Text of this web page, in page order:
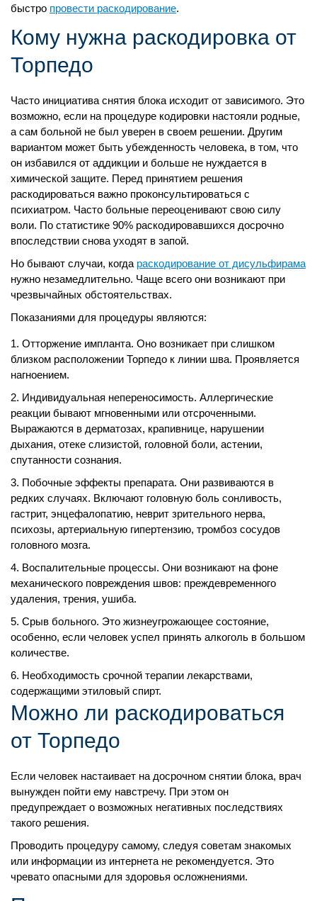
быстро провести раскодирование.
Кому нужна раскодировка от
Торпедо
Часто инициатива снятия блока исходит от зависимого. Это
возможно, если на процедуре кодировки настояли родные,
а сам больной не был уверен в своем решении. Другим
вариантом может быть убежденность человека, в том, что
он избавился от аддикции и больше не нуждается в
химической защите. Перед принятием решения
раскодироваться важно проконсультироваться с
психиатром. Часто больные переоценивают свою силу
воли. По статистике 90% раскодировавшихся досрочно
впоследствии снова уходят в запой.
Но бывают случаи, когда раскодирование от дисульфирама
нужно незамедлительно. Чаще всего они возникают при
чрезвычайных обстоятельствах.
Показаниями для процедуры являются:
Отторжение импланта. Оно возникает при слишком
близком расположении Торпедо к линии шва. Проявляется
нагноением.
Индивидуальная непереносимость. Аллергические
реакции бывают мгновенными или отсроченными.
Выражаются в дерматозах, крапивнице, нарушении
дыхания, отеке слизистой, головной боли, астении,
спутанности сознания.
Побочные эффекты препарата. Они развиваются в
редких случаях. Включают головную боль сонливость,
гастрит, энцефалопатию, неврит зрительного нерва,
психозы, артериальную гипертензию, тромбоз сосудов
головного мозга.
Воспалительные процессы. Они возникают на фоне
механического повреждения швов: преждевременного
удаления, трения, ушиба.
Срыв больного. Это жизнеугрожающее состояние,
особенно, если человек успел принять алкоголь в большом
количестве.
Необходимость срочной терапии лекарствами,
содержащими этиловый спирт.
Можно ли раскодироваться
от Торпедо
Если человек настаивает на досрочном снятии блока, врач
вынужден пойти ему навстречу. При этом он
предупреждает о возможных негативных последствиях
такого решения.
Проводить процедуру самому, следуя советам знакомых
или информации из интернета не рекомендуется. Это
чревато опасными для здоровья осложнениями.